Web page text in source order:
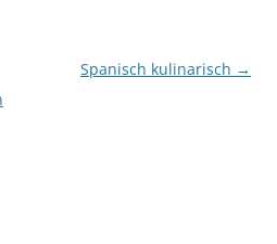
Spanisch kulinarisch →